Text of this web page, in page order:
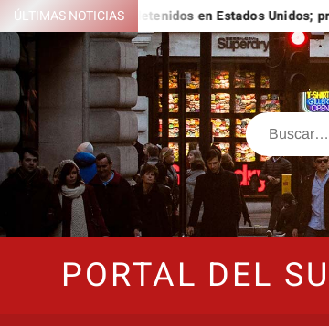
Saltar
al
contenido
ÚLTIMAS NOTICIAS
de migrantes detenidos en Estados Unidos;
Buscar
PORTAL DEL